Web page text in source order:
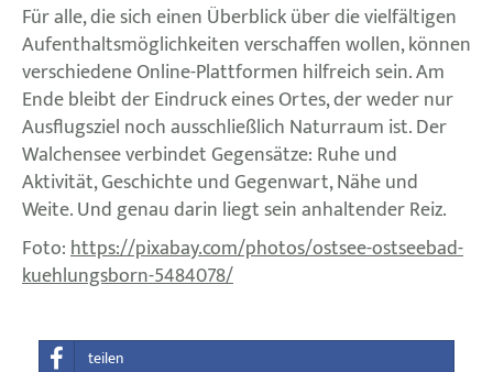
Für alle, die sich einen Überblick über die vielfältigen
Aufenthaltsmöglichkeiten verschaffen wollen, können
verschiedene Online-Plattformen hilfreich sein. Am
Ende bleibt der Eindruck eines Ortes, der weder nur
Ausflugsziel noch ausschließlich Naturraum ist. Der
Walchensee verbindet Gegensätze: Ruhe und
Aktivität, Geschichte und Gegenwart, Nähe und
Weite. Und genau darin liegt sein anhaltender Reiz.
Foto:https://pixabay.com/photos/ostsee-ostseebad-
kuehlungsborn-5484078/
teilen